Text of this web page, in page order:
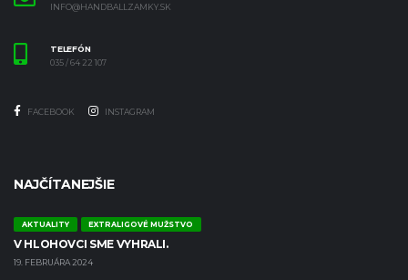
INFO@HANDBALLZAMKY.SK
TELEFÓN
035 / 64 22 107
FACEBOOK INSTAGRAM
NAJČÍTANEJŠIE
AKTUALITY EXTRALIGOVÉ MUŽSTVO
V HLOHOVCI SME VYHRALI.
19. FEBRUÁRA 2024